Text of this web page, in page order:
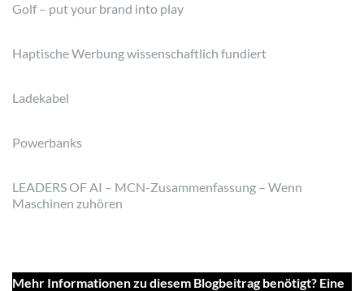
Golf – put your brand into play
Haptische Werbung wissenschaftlich fundiert
Ladekabel
Powerbanks
LEADERS OF AI – MCN-Zusammenfassung – Wenn
Maschinen zuhören
Mehr Informationen zu diesem Blogbeitrag benötigt? Eine